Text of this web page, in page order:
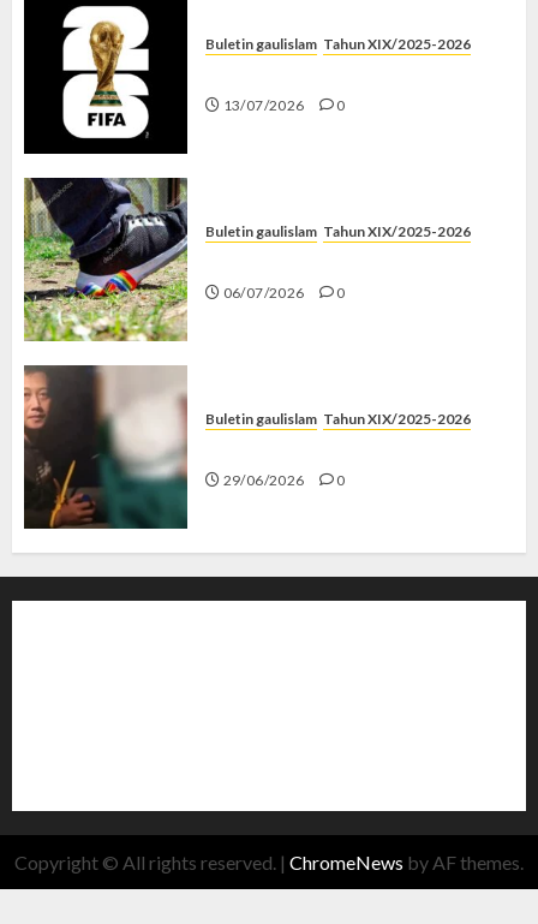
Buletin gaulislam Tahun XIX/2025-2026
13/07/2026 0
Buletin gaulislam Tahun XIX/2025-2026
06/07/2026 0
Buletin gaulislam Tahun XIX/2025-2026
29/06/2026 0
Copyright © All rights reserved. | ChromeNews by AF themes.